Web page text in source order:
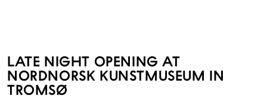
LATE NIGHT OPENING AT
NORDNORSK KUNSTMUSEUM IN
TROMSØ